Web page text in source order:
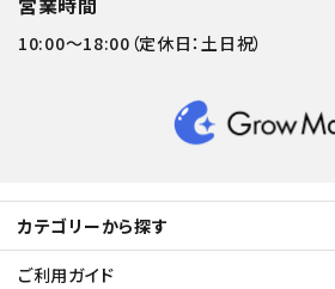
10:00～18:00（定休日：土日祝）
カテゴリーから探す
ご利用ガイド